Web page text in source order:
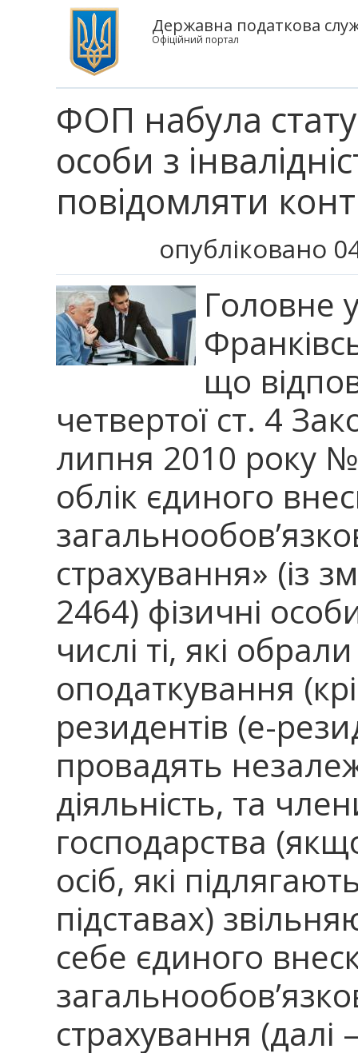
Державна податкова
Офіційний портал
ФОП набула
особи з
повідомляти
опубліковано
Головне
що
четвертої ст. 4
липня 2010 року №
облік єдиного
страхування» (із
2464) фізичні
числі ті, які
оподаткування
резидентів (е-
провадять
діяльність, та
господарства
осіб, які
підставах)
себе єдиного
страхування